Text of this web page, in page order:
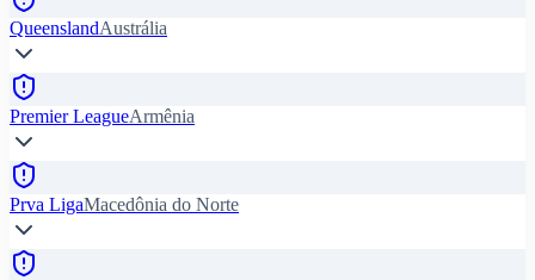
QueenslandAustrália
Premier LeagueArmênia
Prva LigaMacedônia do Norte